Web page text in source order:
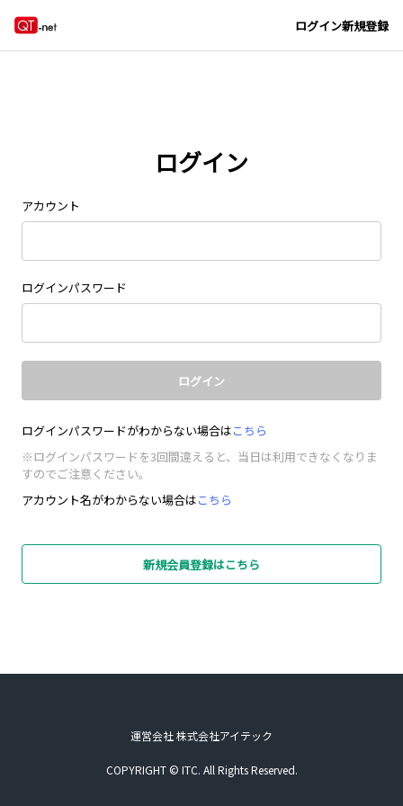
ログイン新規登録
ログイン
アカウント
ログインパスワード
ログイン
ログインパスワードがわからない場合はこちら
※ログインパスワードを3回間違えると、当日は利用できなくなりま
すのでご注意ください。
アカウント名がわからない場合はこちら
新規会員登録はこちら
運営会社 株式会社アイテック
COPYRIGHT © ITC. All Rights Reserved.